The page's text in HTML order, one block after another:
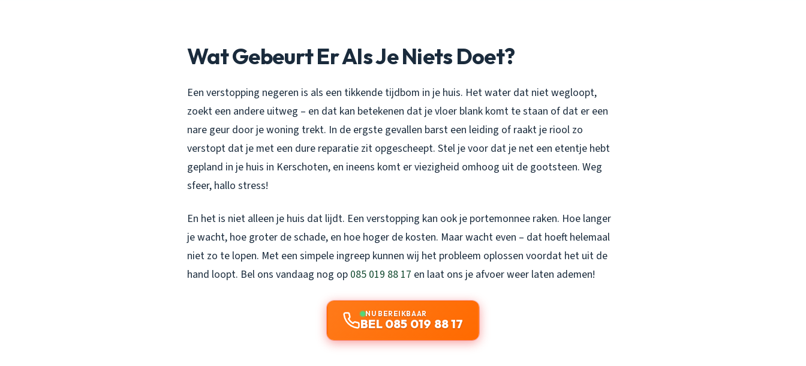
Wat Gebeurt Er Als Je Niets Doet?
Een verstopping negeren is als een tikkende tijdbom in je huis. Het water dat niet wegloopt,
zoekt een andere uitweg – en dat kan betekenen dat je vloer blank komt te staan of dat er een
nare geur door je woning trekt. In de ergste gevallen barst een leiding of raakt je riool zo
verstopt dat je met een dure reparatie zit opgescheept. Stel je voor dat je net een etentje hebt
gepland in je huis in Kerschoten, en ineens komt er viezigheid omhoog uit de gootsteen. Weg
sfeer, hallo stress!
En het is niet alleen je huis dat lijdt. Een verstopping kan ook je portemonnee raken. Hoe langer
je wacht, hoe groter de schade, en hoe hoger de kosten. Maar wacht even – dat hoeft helemaal
niet zo te lopen. Met een simpele ingreep kunnen wij het probleem oplossen voordat het uit de
hand loopt. Bel ons vandaag nog op 085 019 88 17 en laat ons je afvoer weer laten ademen!
NU BEREIKBAAR
BEL 085 019 88 17